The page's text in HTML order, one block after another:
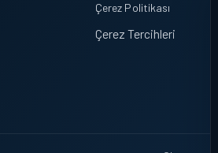
Çerez Politikası
Çerez Tercihleri